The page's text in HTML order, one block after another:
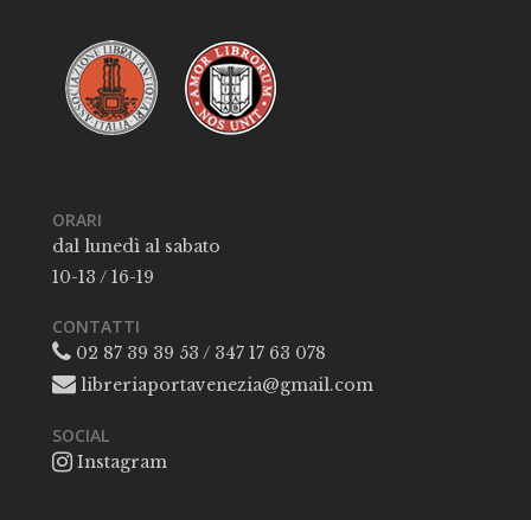
ORARI
dal lunedì al sabato
10-13 / 16-19
CONTATTI
02 87 39 39 53 / 347 17 63 078
libreriaportavenezia@gmail.com
SOCIAL
Instagram